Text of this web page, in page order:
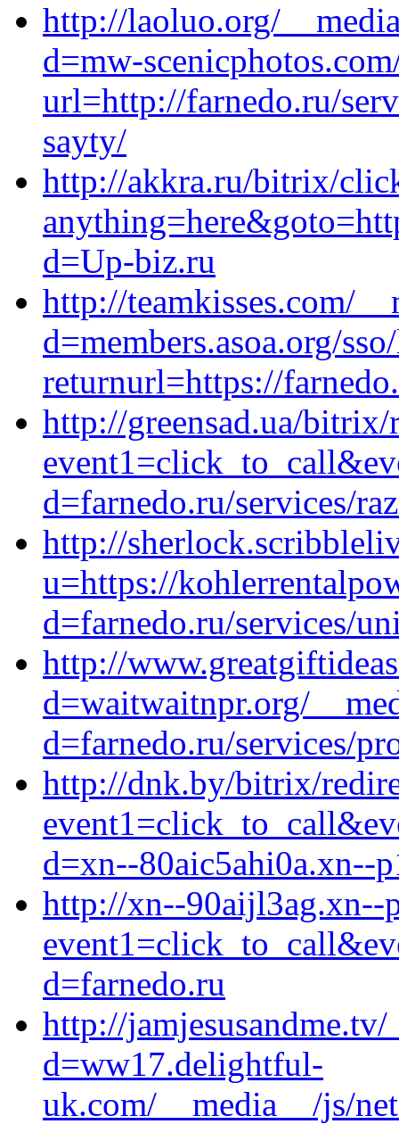
http://laoluo.org/
d=mw-
url=http://farnedo.ru/
sayty/
http://akkra.ru/bitrix/
d=Up-biz.ru
http://teamkisses.com/
d=members.asoa.org/
returnurl=https://
http://greensad.ua/bitrix/
d=farnedo.ru/services/
http://
u=https://
d=farnedo.ru/services/
http://
d=waitwaitnpr.org/
d=farnedo.ru/services/
http://dnk.by/bitrix/
d=xn--80aic5ahi0a.xn--
http://xn--90aijl3ag.xn--
d=farnedo.ru
http://
d=ww17.delightful-
uk.com/__media__/js/